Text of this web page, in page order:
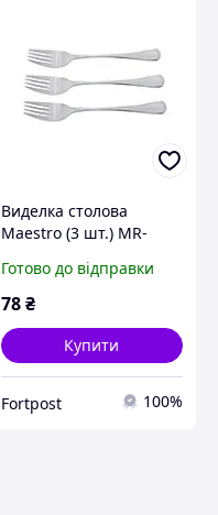
Виделка столова
Maestro (3 шт.) MR-
Готово до відправки
78₴
Купити
Fortpost 100%